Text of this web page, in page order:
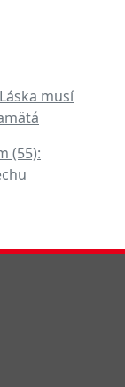
musí
(55):